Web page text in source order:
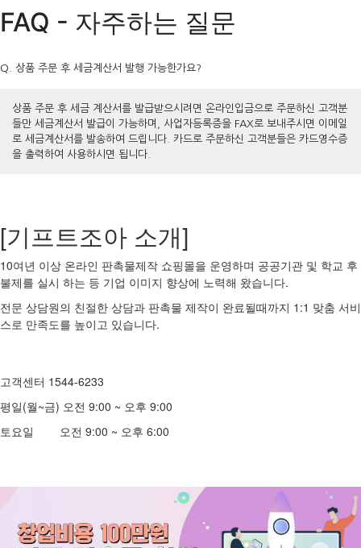
FAQ - 자주하는 질문
Q. 상품 주문 후 세금계산서 발행 가능한가요?
상품 주문 후 세금 계산서를 발급받으시려면 온라인입금으로 주문하신 고객분
들만 세금계산서 발급이 가능하며, 사업자등록증을 FAX로 보내주시면 이메일
로 세금계산서를 발송하여 드립니다. 카드로 주문하신 고객분들은 카드영수증
을 출력하여 사용하시면 됩니다.
[기프트조아 소개]
10여년 이상 온라인 판촉물제작 쇼핑몰을 운영하며 공공기관 및 학교 후
불제를 실시 하는 등 기업 이미지 향상에 노력해 왔습니다.
전문 상담원의 친절한 상담과 판촉물 제작이 완료될때까지 1:1 맞춤 서비
스로 만족도를 높이고 있습니다.
고객센터 1544-6233
평일(월~금) 오전 9:00 ~ 오후 9:00
토요일 오전 9:00 ~ 오후 6:00